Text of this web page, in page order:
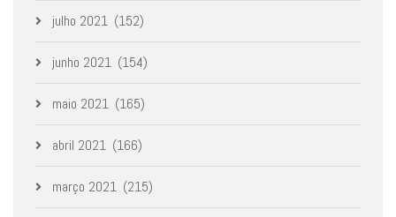
julho 2021 (152)
junho 2021 (154)
maio 2021 (165)
abril 2021 (166)
março 2021 (215)